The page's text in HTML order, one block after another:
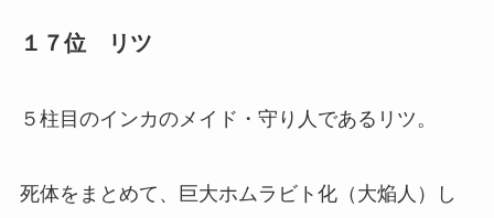
１７位 リツ
５柱目のインカのメイド・守り人であるリツ。
死体をまとめて、巨大ホムラビト化（大焔人）し